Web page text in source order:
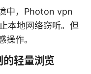
中，Photon vpn
本地网络窃听。但
操作。
的轻量浏览